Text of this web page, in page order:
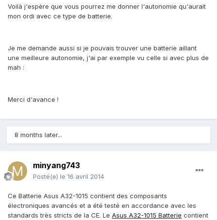
Voilà j'espère que vous pourrez me donner l'autonomie qu'aurait
mon ordi avec ce type de batterie.
Je me demande aussi si je pouvais trouver une batterie aillant
une meilleure autonomie, j'ai par exemple vu celle si avec plus de
mah :
Merci d'avance !
8 months later...
minyang743
Posté(e) le 16 avril 2014
Ce Batterie Asus A32-1015 contient des composants
électroniques avancés et a été testé en accordance avec les
standards très stricts de la CE. Le Asus A32-1015 Batterie contient